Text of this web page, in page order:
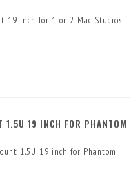
19 inch for 1 or 2 Mac Studios
1.5U 19 INCH FOR PHANTOM
1.5U 19 inch for Phantom